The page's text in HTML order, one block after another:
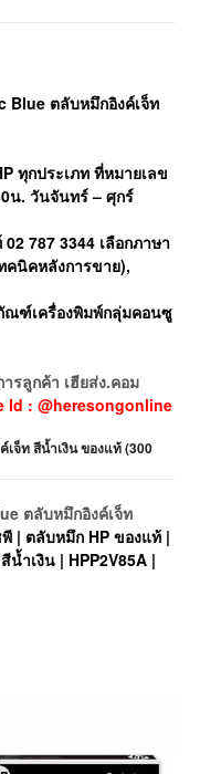
Blue ตลับหมึกอิงค์เจ็ท
ทุกประเภท ที่หมายเลข
น. วันจันทร์ – ศุกร์
787 3344 เลือกภาษา
คนิคหลังการขาย),
ณฑ์เครื่องพิมพ์กลุ่มคอนซู
รลูกค้า เฮียส่ง.คอม
Id : @heresongonline
จ็ท สีน้ำเงิน ของแท้ (300
ตลับหมึกอิงค์เจ็ท
| ตลับหมึก HP ของแท้ |
ำเงิน | HPP2V85A |